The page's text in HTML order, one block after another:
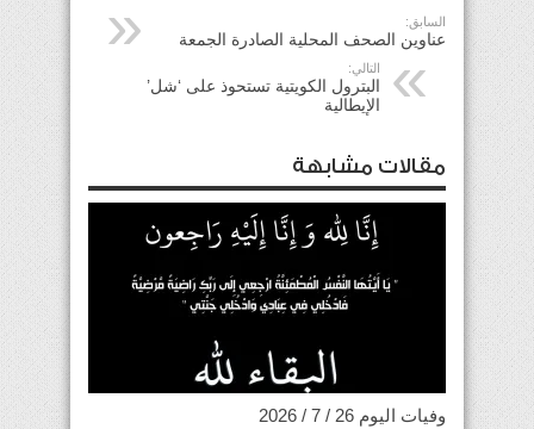
السابق:
عناوين الصحف المحلية الصادرة الجمعة
التالي:
البترول الكويتية تستحوذ على ‘شل’
الإيطالية
مقالات مشابهة
وفيات اليوم 26 / 7 / 2026